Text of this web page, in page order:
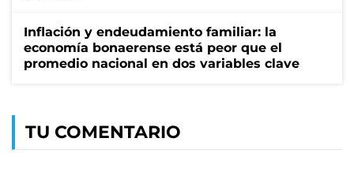
Inflación y endeudamiento familiar: la
economía bonaerense está peor que el
promedio nacional en dos variables clave
TU COMENTARIO